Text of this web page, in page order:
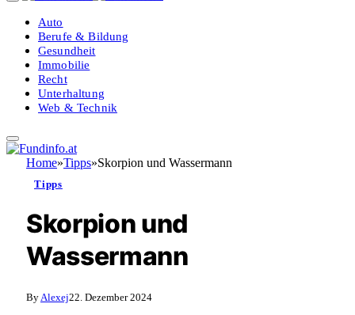
Auto
Berufe & Bildung
Gesundheit
Immobilie
Recht
Unterhaltung
Web & Technik
Home»Tipps»Skorpion und Wassermann
Tipps
Skorpion und
Wassermann
By Alexej22. Dezember 2024